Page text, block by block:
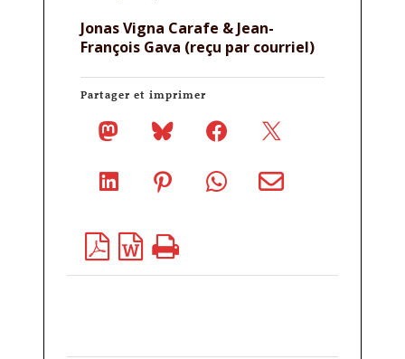
Jonas Vigna Carafe & Jean-
François Gava (reçu par courriel)
Partager et imprimer